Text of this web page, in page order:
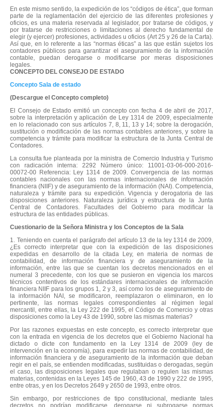
En este mismo sentido, la expedición de los “códigos de ética”, que forman
parte de la reglamentación del ejercicio de las diferentes profesiones y
oficios, es una materia reservada al legislador, por tratarse de códigos, y
por tratarse de restricciones o limitaciones al derecho fundamental de
elegir (y ejercer) profesiones, actividades u oficios (Art 25 y 26 de la Carta).
Así que, en lo referente a las “normas éticas” a las que están sujetos los
contadores públicos para garantizar el aseguramiento de la información
contable, puedan derogarse o modificarse por meras disposiciones
legales.
CONCEPTO DEL CONSEJO DE ESTADO
Concepto Sala de estado
(Descargue el Concepto completo)
El Consejo de Estado emitió un concepto con fecha 4 de abril de 2017,
sobre la interpretación y aplicación de Ley 1314 de 2009, especialmente
en lo relacionado con sus artículos 7, 8, 11, 13 y 14; sobre la derogación,
sustitución o modificación de las normas contables anteriores, y sobre la
competencia y trámite para modificar la estructura de la Junta Central de
Contadores.
La consulta fue planteada por la ministra de Comercio Industria y Turismo
con radicación interna: 2292 Número único: 11001-03-06-000-2016-
00072-00 Referencia: Ley 1314 de 2009. Convergencia de las normas
contables nacionales con las normas internacionales de información
financiera (NIIF) y de aseguramiento de la información (NAI). Competencia,
naturaleza y trámite para su expedición. Vigencia y derogatoria de las
disposiciones anteriores. Naturaleza jurídica y estructura de la Junta
Central de Contadores. Facultades del Gobierno para modificar la
estructura de las entidades públicas.
Cuestionario de la Señora Ministra y los Conceptos de la Sala
1. Teniendo en cuenta el parágrafo del artículo 13 de la ley 1314 de 2009,
¿Es correcto interpretar que con la expedición de las disposiciones
expedidas en desarrollo de la citada Ley, en materia de normas de
contabilidad, de información financiera y de aseguramiento de la
información, entre las que se cuentan los decretos mencionados en el
numeral 3 precedente, con los que se pusieron en vigencia los marcos
técnicos contentivos de los estándares internacionales de información
financiera NIIF para los grupos 1, 2 y 3, así como los de aseguramiento de
la información NAI, se modificaron, reemplazaron o eliminaron, en lo
pertinente, las normas legales correspondientes al régimen legal
mercantil, entre ellas, la Ley 222 de 1995, el Código de Comercio y otras
disposiciones como la Ley 43 de 1990, sobre las mismas materias?
Por las razones expuestas en este concepto, es correcto interpretar que
con la entrada en vigencia de los decretos que el Gobierno Nacional ha
dictado o dicte con fundamento en la Ley 1314 de 2009 (ley de
intervención en la economía), para expedir las normas de contabilidad, de
información financiera y de aseguramiento de la información que deban
regir en el país, se entienden modificadas, sustituidas o derogadas, según
el caso, las disposiciones legales que regulaban o regulen las mismas
materias, contenidas en la Leyes 145 de 1960, 43 de 1990 y 222 de 1995,
entre otras, y en los Decretos 2649 y 2650 de 1993, entre otros.
Sin embargo, por restricciones de tipo constitucional, mediante tales
decretos no podrían modificarse, derogarse ni subrogarse normas